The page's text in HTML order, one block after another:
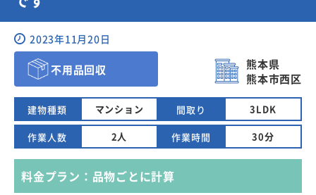
2023年11月20日
不用品回収
熊本県
熊本市西区
建物種類 マンション 間取り 3LDK
作業人数 2人 作業時間 30分
料金プラン：品物ごとに計算